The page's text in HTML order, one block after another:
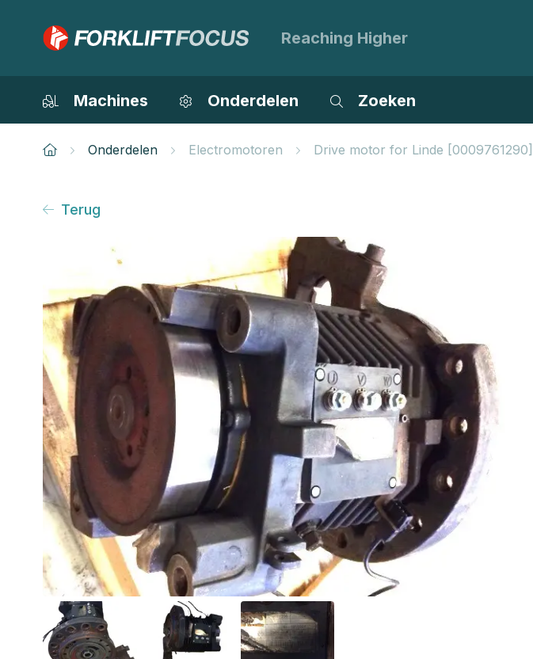
Reaching Higher
Machines Onderdelen Zoeken
Onderdelen Electromotoren Drive motor for Linde [0009761290]
Terug